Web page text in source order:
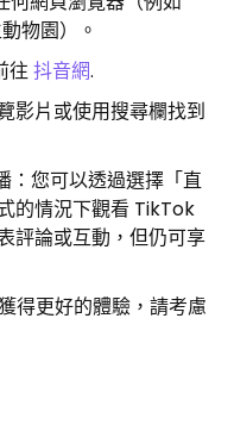
物園）。
往抖音網.
影片或使用搜尋欄找到
：您可以透過選擇「直
的情況下觀看 ​​TikTok
評論或互動，但仍可享
得更好的體驗，請考慮